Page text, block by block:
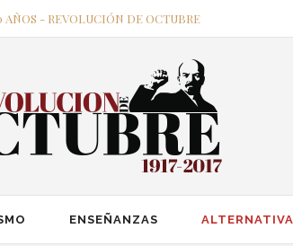
AÑOS - REVOLUCIÓN DE OCTUBRE
ENSEÑANZAS